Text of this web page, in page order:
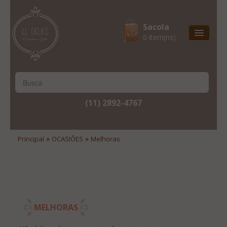
Sacola
0 item(ns)
Natal & 2017
Lista De Desejos
Minha Conta
(11) 2892-4767
Principal » OCASIÕES » Melhoras
MELHORAS